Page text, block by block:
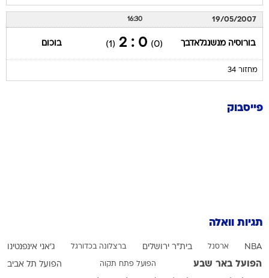
19/05/2007
16:30
בורוסיה מנשנגלאדבך (0)
0 : 2
(1) בוכום
מחזור 34
פייסבוק
תגיות וואלה
NBA ארסנל בית"ר ירושלים ברצלונה בכדורגל ג'אני אינפנטינו
הפועל באר שבע הפועל פתח תקוה הפועל תל אביב